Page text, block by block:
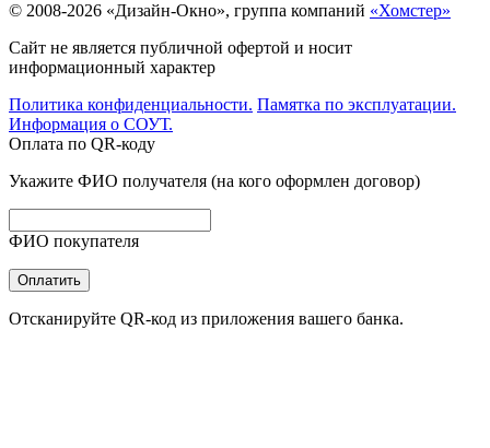
© 2008-2026 «Дизайн-Окно», группа компаний «Хомстер»
Сайт не является публичной офертой и носит
информационный характер
Политика конфиденциальности. Памятка по эксплуатации.
Информация о СОУТ.
Оплата по QR-коду
Укажите ФИО получателя (на кого оформлен договор)
ФИО покупателя
Оплатить
Отсканируйте QR-код из приложения вашего банка.